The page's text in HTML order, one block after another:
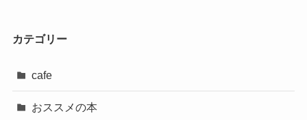
カテゴリー
cafe
おススメの本